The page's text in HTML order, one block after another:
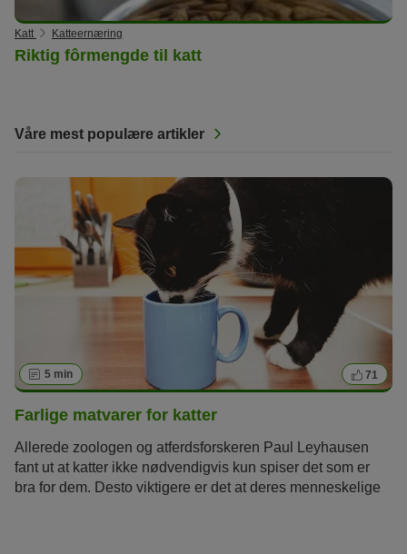
Katt Katteernæring
Riktig fôrmengde til katt
Våre mest populære artikler
5 min 71
Farlige matvarer for katter
Allerede zoologen og atferdsforskeren Paul Leyhausen
fant ut at katter ikke nødvendigvis kun spiser det som er
bra for dem. Desto viktigere er det at deres menneskelige